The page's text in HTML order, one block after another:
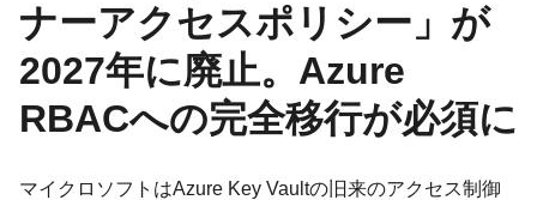
ナーアクセスポリシー」が
2027年に廃止。Azure
RBACへの完全移行が必須に
マイクロソフトはAzure Key Vaultの旧来のアクセス制御